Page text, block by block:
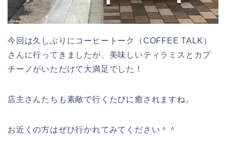
今回は久しぶりにコーヒートーク（COFFEE TALK）
さんに行ってきましたが、美味しいティラミスとカプ
チーノがいただけて大満足でした！
店主さんたちも素敵で行くたびに癒されますね。
お近くの方はぜひ行かれてみてください＾＾